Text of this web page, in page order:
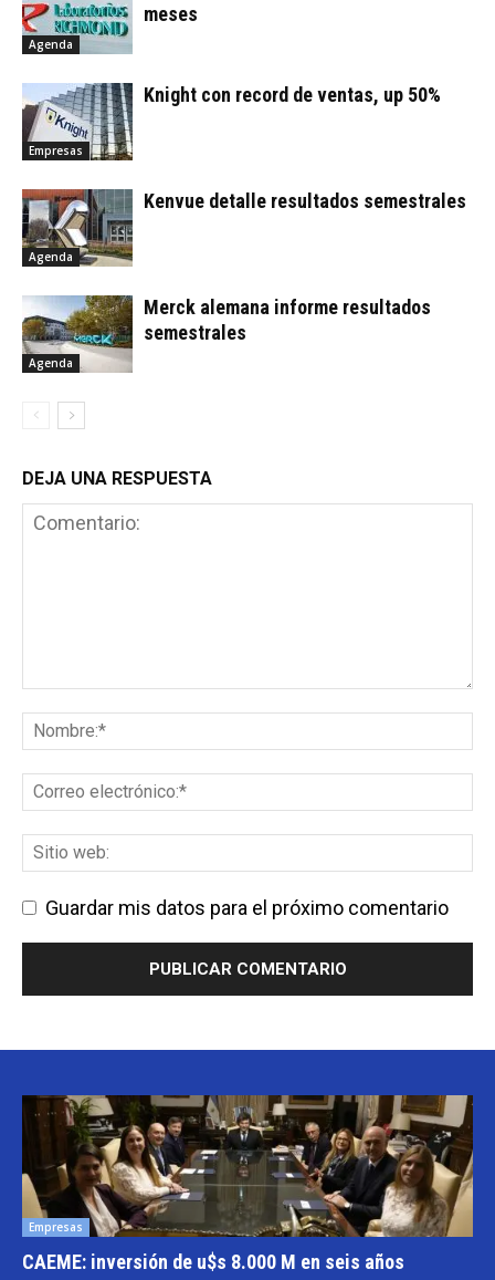
Agenda
meses
Empresas
Knight con record de ventas, up 50%
Agenda
Kenvue detalle resultados semestrales
Agenda
Merck alemana informe resultados
semestrales
DEJA UNA RESPUESTA
Guardar mis datos para el próximo comentario
Empresas
CAEME: inversión de u$s 8.000 M en seis años